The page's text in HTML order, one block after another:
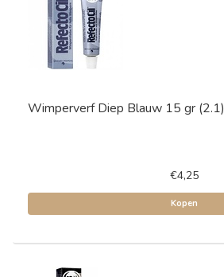
Wimperverf Diep Blauw 15 gr (2.1)
€4,25
Kopen